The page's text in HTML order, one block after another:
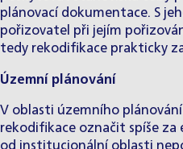
plánovací dokumentace. S
pořizovatel při jejím
tedy rekodifikace prakticky
Územní plánování
V oblasti územního
rekodifikace označit spíše za
od institucionální oblasti